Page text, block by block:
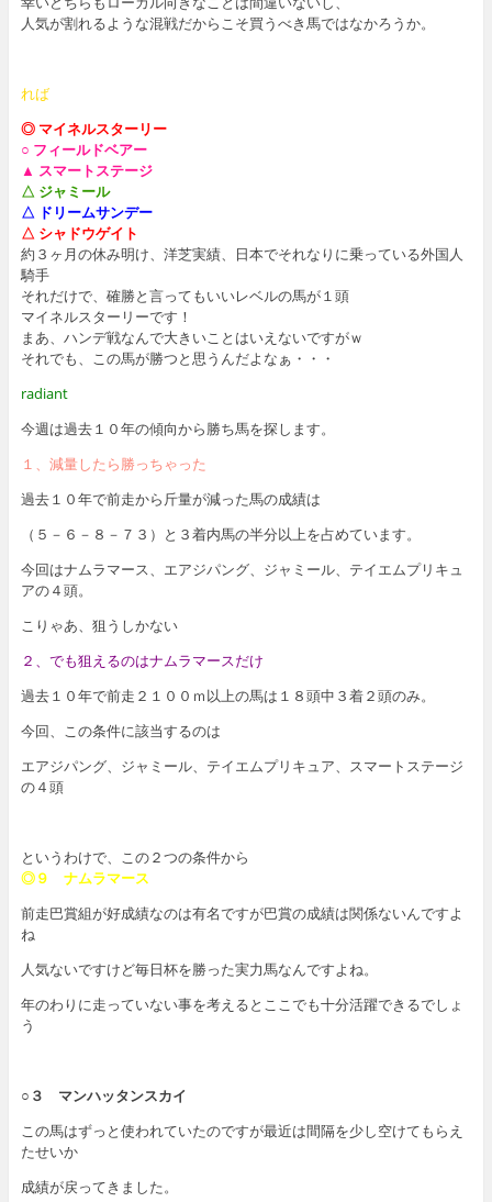
人気が割れるような混戦だからこそ買うべき馬ではなかろうか。
れば
◎ マイネルスターリー
○ フィールドベアー
▲ スマートステージ
△ ジャミール
△ ドリームサンデー
△ シャドウゲイト
約３ヶ月の休み明け、洋芝実績、日本でそれなりに乗っている外国人
騎手
それだけで、確勝と言ってもいいレベルの馬が１頭
マイネルスターリーです！
まあ、ハンデ戦なんで大きいことはいえないですがｗ
それでも、この馬が勝つと思うんだよなぁ・・・
radiant
今週は過去１０年の傾向から勝ち馬を探します。
１、減量したら勝っちゃった
過去１０年で前走から斤量が減った馬の成績は
（５－６－８－７３）と３着内馬の半分以上を占めています。
今回はナムラマース、エアジパング、ジャミール、テイエムプリキュ
アの４頭。
こりゃあ、狙うしかない
２、でも狙えるのはナムラマースだけ
過去１０年で前走２１００ｍ以上の馬は１８頭中３着２頭のみ。
今回、この条件に該当するのは
エアジパング、ジャミール、テイエムプリキュア、スマートステージ
の４頭
というわけで、この２つの条件から
◎９ ナムラマース
前走巴賞組が好成績なのは有名ですが巴賞の成績は関係ないんですよ
ね
人気ないですけど毎日杯を勝った実力馬なんですよね。
年のわりに走っていない事を考えるとここでも十分活躍できるでしょ
う
○３ マンハッタンスカイ
この馬はずっと使われていたのですが最近は間隔を少し空けてもらえ
たせいか
成績が戻ってきました。